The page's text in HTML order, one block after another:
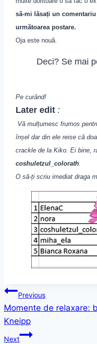
să-mi lăsați un
următoarea postare.
Ojaeste nouă.
Deci? Se mai
Pe curând!
Later edit :
Vă mulțumesc frumos
înșel dar din ele reise că
crackle de la Kiko. Ei bine,
coshuletzul_colorath.
O să-ți scriu imediat draga
Post
navigation
Previous
Momente de relaxare:
Kneipp
Next